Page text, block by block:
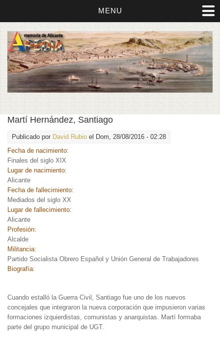
MENU
Martí Hernández, Santiago
Publicado por David Rubio el Dom, 28/08/2016 - 02:28
Fecha de nacimiento:
Finales del siglo XIX
Lugar de nacimiento:
Alicante
Fecha de fallecimiento:
Mediados del siglo XX
Lugar de fallecimiento:
Alicante
Profesión:
Alcalde
Militancia:
Partido Socialista Obrero Español y Unión General de Trabajadores
Biografía:
Cuando estalló la Guerra Civil, Santiago fue uno de los nuevos
concejales que integraron la nueva corporación que impusieron varias
formaciones izquierdistas, comunistas y anarquistas. Martí formaba
parte del grupo municipal de UGT.